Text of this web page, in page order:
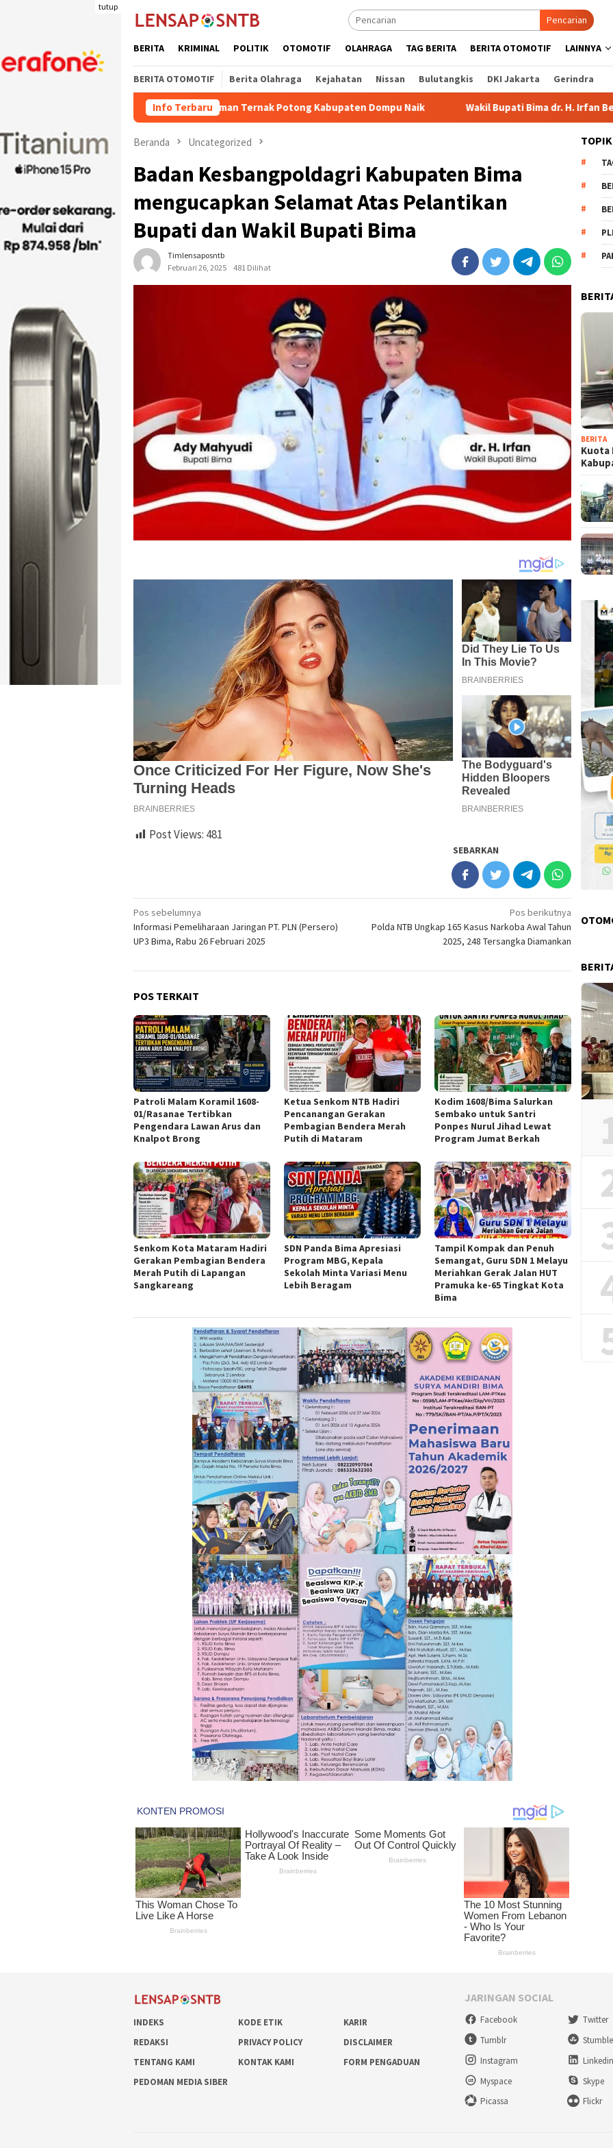
tutup
Pencarian
BERITA KRIMINAL POLITIK OTOMOTIF OLAHRAGA TAG BERITA BERITA OTOMOTIF LAINNYA
BERITA OTOMOTIF Berita Olahraga Kejahatan Nissan Bulutangkis DKI Jakarta Gerindra
Info Terbaru
Kuota Pengiriman Ternak Potong Kabupaten Dompu Naik Wakil Bupati Bima dr. H. Irfan Bergabung di
Beranda Uncategorized
Badan Kesbangpoldagri Kabupaten Bima
mengucapkan Selamat Atas Pelantikan
Bupati dan Wakil Bupati Bima
Timlensaposntb
Februari 26, 2025
481 Dilihat
Post Views: 481
SEBARKAN
Navigasi
pos
Pos sebelumnya
Informasi Pemeliharaan Jaringan PT. PLN (Persero)
UP3 Bima, Rabu 26 Februari 2025
Pos berikutnya
Polda NTB Ungkap 165 Kasus Narkoba Awal Tahun
2025, 248 Tersangka Diamankan
POS TERKAIT
Patroli Malam Koramil 1608-
01/Rasanae Tertibkan
Pengendara Lawan Arus dan
Knalpot Brong
Ketua Senkom NTB Hadiri
Pencanangan Gerakan
Pembagian Bendera Merah
Putih di Mataram
Kodim 1608/Bima Salurkan
Sembako untuk Santri
Ponpes Nurul Jihad Lewat
Program Jumat Berkah
Senkom Kota Mataram Hadiri
Gerakan Pembagian Bendera
Merah Putih di Lapangan
Sangkareang
SDN Panda Bima Apresiasi
Program MBG, Kepala
Sekolah Minta Variasi Menu
Lebih Beragam
Tampil Kompak dan Penuh
Semangat, Guru SDN 1 Melayu
Meriahkan Gerak Jalan HUT
Pramuka ke-65 Tingkat Kota
Bima
BERITA
Kuota
INDEKS KODE ETIK
KARIR
REDAKSI
PRIVACY POLICY
DISCLAIMER
TENTANG KAMI
KONTAK KAMI
FORM PENGADUAN
PEDOMAN MEDIA SIBER
JARINGAN SOCIAL
Facebook
Twitter
Tumblr
Instagram
Myspace
Skype
Picassa
Flickr